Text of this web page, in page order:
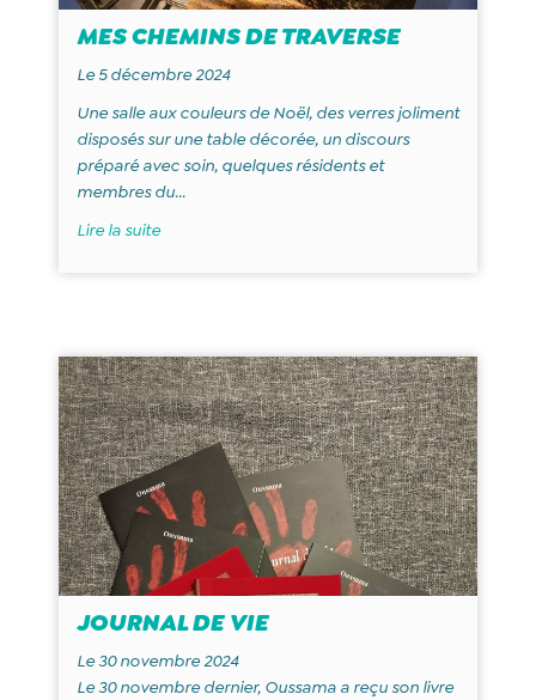
MES CHEMINS DE TRAVERSE
Le 5 décembre 2024
Une salle aux couleurs de Noël, des verres joliment
disposés sur une table décorée, un discours
préparé avec soin, quelques résidents et
membres du...
Lire la suite
JOURNAL DE VIE
Le 30 novembre 2024
Le 30 novembre dernier, Oussama a reçu son livre